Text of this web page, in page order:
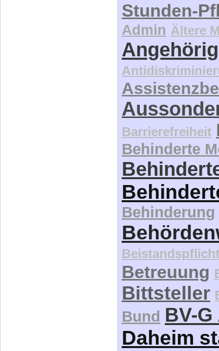
Stunden-
Admin Ältere
Barrierefreiheit
Behinderte
Behinderung
Betreuung
Bittsteller
Bund BV-
Daheim